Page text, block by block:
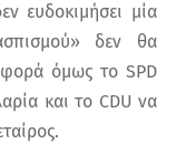
ευδοκιμήσει μία
δεν θα
φορά όμως το SPD
και το CDU να